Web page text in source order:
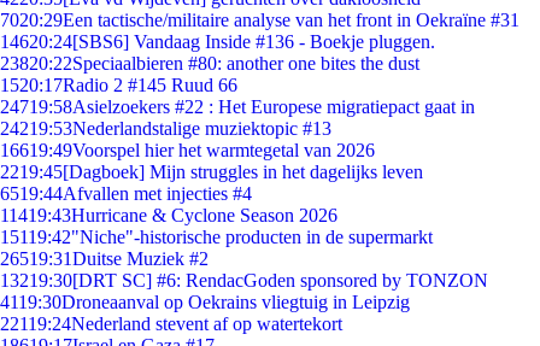
7020:29Een tactische/militaire analyse van het front in Oekraïne #31
14620:24[SBS6] Vandaag Inside #136 - Boekje pluggen.
23820:22Speciaalbieren #80: another one bites the dust
1520:17Radio 2 #145 Ruud 66
24719:58Asielzoekers #22 : Het Europese migratiepact gaat in
24219:53Nederlandstalige muziektopic #13
16619:49Voorspel hier het warmtegetal van 2026
2219:45[Dagboek] Mijn struggles in het dagelijks leven
6519:44Afvallen met injecties #4
11419:43Hurricane & Cyclone Season 2026
15119:42"Niche"-historische producten in de supermarkt
26519:31Duitse Muziek #2
13219:30[DRT SC] #6: RendacGoden sponsored by TONZON
4119:30Droneaanval op Oekrains vliegtuig in Leipzig
22119:24Nederland stevent af op watertekort